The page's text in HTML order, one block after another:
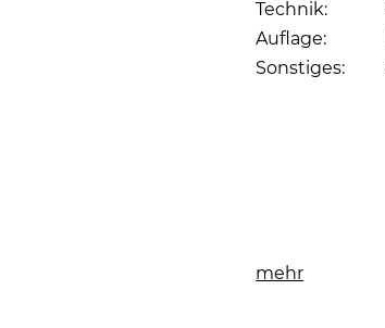
Technik:
Auflage:
Sonstiges:
mehr